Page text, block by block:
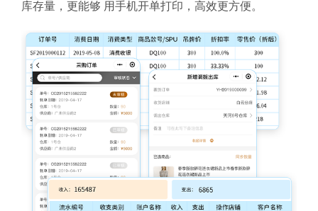
库存量，更能够 用手机开单打印，高效更方便。